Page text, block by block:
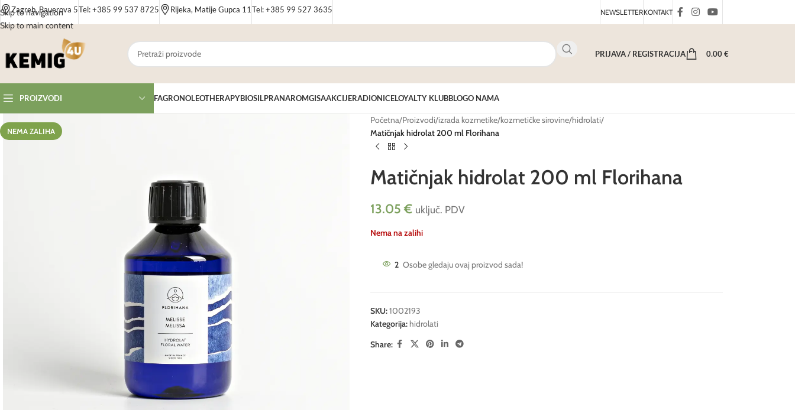
Skip to navigation
Skip to main content
Zagreb, Bauerova 5Tel: +385 99 537 8725 Rijeka, Matije Gupca 11 Tel: +385 99 527 3635 NEWSLETTERKONTAKT
PRIJAVA / REGISTRACIJA 0.00€
PROIZVODI FAGRONOLEOTHERAPYBIOSILPRANAROMGISAAKCIJERADIONICELOYALTY KLUBBLOGO NAMA
NEMA ZALIHA
Početna/Proizvodi/izrada kozmetike/kozmetičke sirovine/hidrolati/
Matičnjak hidrolat 200 ml Florihana
Matičnjak hidrolat 200 ml Florihana
13.05€ uključ. PDV
Nema na zalihi
2 Osobe gledaju ovaj proizvod sada!
SKU:1002193
Kategorija: hidrolati
Share: